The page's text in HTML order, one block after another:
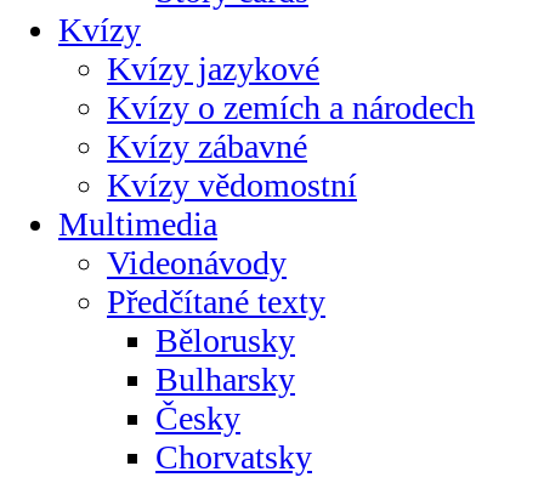
Kvízy
Kvízy jazykové
Kvízy o zemích a národech
Kvízy zábavné
Kvízy vědomostní
Multimedia
Videonávody
Předčítané texty
Bělorusky
Bulharsky
Česky
Chorvatsky